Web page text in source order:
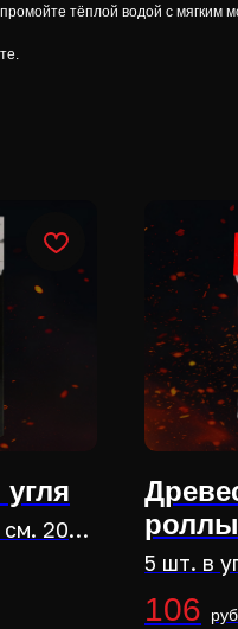
тёплой водой с мягким
20
роллы
5 шт. в
106